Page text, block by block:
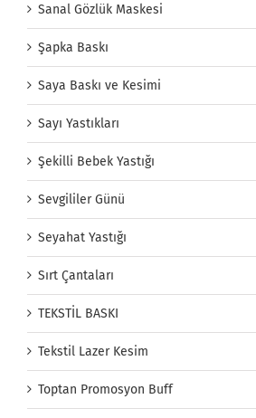
Sanal Gözlük Maskesi
Şapka Baskı
Saya Baskı ve Kesimi
Sayı Yastıkları
Şekilli Bebek Yastığı
Sevgililer Günü
Seyahat Yastığı
Sırt Çantaları
TEKSTİL BASKI
Tekstil Lazer Kesim
Toptan Promosyon Buff